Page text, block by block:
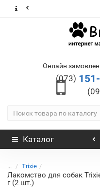
Онлайн
(073)
Каталог
... Trixie
Лакомство для собак
г (2 шт.)